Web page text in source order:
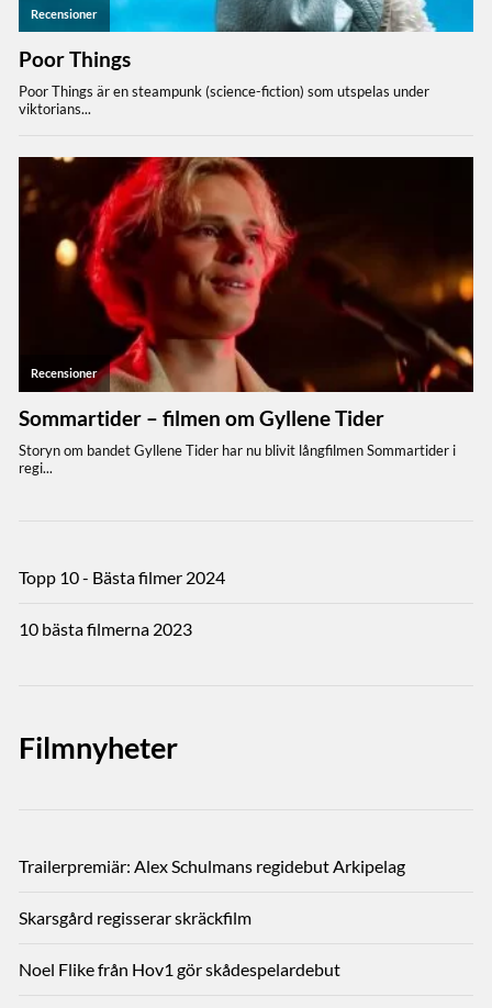
Topp 10 - Bästa filmer 2024
10 bästa filmerna 2023
Filmnyheter
Trailerpremiär: Alex Schulmans regidebut Arkipelag
Skarsgård regisserar skräckfilm
Noel Flike från Hov1 gör skådespelardebut